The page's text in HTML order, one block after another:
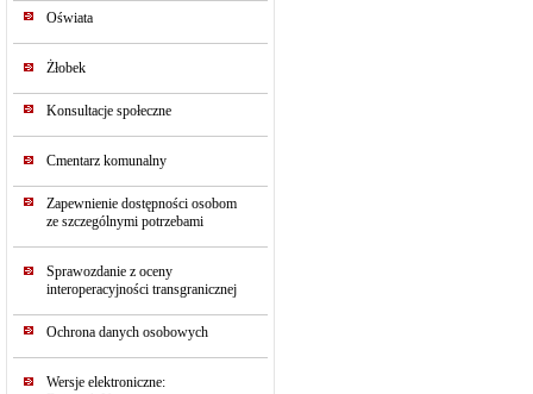
Oświata
Żłobek
Konsultacje społeczne
Cmentarz komunalny
Zapewnienie dostępności osobom
ze szczególnymi potrzebami
Sprawozdanie z oceny
interoperacyjności transgranicznej
Ochrona danych osobowych
Wersje elektroniczne: